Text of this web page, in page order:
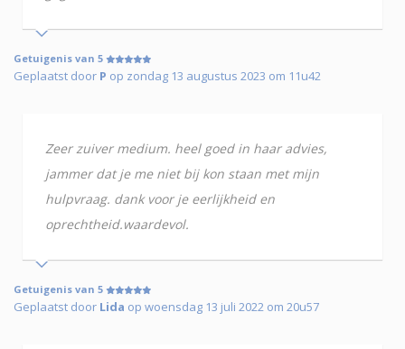
Getuigenis van 5
Geplaatst door P op zondag 13 augustus 2023 om 11u42
Zeer zuiver medium. heel goed in haar advies,
jammer dat je me niet bij kon staan met mijn
hulpvraag. dank voor je eerlijkheid en
oprechtheid.waardevol.
Getuigenis van 5
Geplaatst door Lida op woensdag 13 juli 2022 om 20u57